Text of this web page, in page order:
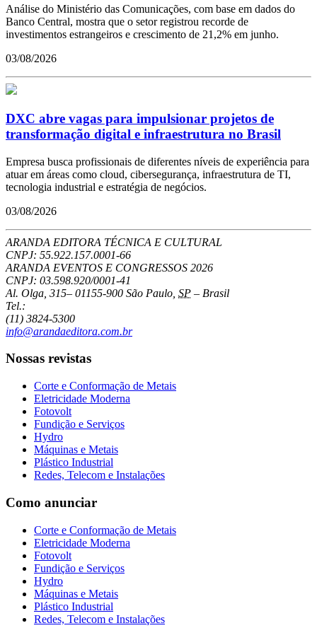
Análise do Ministério das Comunicações, com base em dados do
Banco Central, mostra que o setor registrou recorde de
investimentos estrangeiros e crescimento de 21,2% em junho.
03/08/2026
DXC abre vagas para impulsionar projetos de
transformação digital e infraestrutura no Brasil
Empresa busca profissionais de diferentes níveis de experiência para
atuar em áreas como cloud, cibersegurança, infraestrutura de TI,
tecnologia industrial e estratégia de negócios.
03/08/2026
ARANDA EDITORA TÉCNICA E CULTURAL
CNPJ: 55.922.157.0001-66
ARANDA EVENTOS E CONGRESSOS 2026
CNPJ: 03.598.920/0001-41
Al. Olga, 315– 01155-900 São Paulo SP – Brasil
Tel.:
(11) 3824-5300
info@arandaeditora.com.br
Nossas revistas
Corte e Conformação de Metais
Eletricidade Moderna
Fotovolt
Fundição e Serviços
Hydro
Máquinas e Metais
Plástico Industrial
Redes, Telecom e Instalações
Como anunciar
Corte e Conformação de Metais
Eletricidade Moderna
Fotovolt
Fundição e Serviços
Hydro
Máquinas e Metais
Plástico Industrial
Redes, Telecom e Instalações